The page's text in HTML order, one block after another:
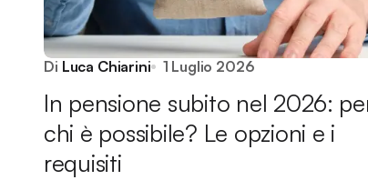
Di Luca Chiarini 1 Luglio 2026
In pensione subito nel 2026:
chi è possibile? Le opzioni e i
requisiti